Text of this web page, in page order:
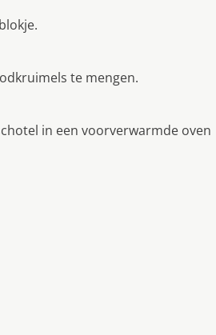
te mengen.
in een voorverwarmde oven